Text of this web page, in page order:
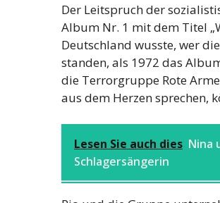
Der Leitspruch der
Album Nr. 1 mit dem Titel
Deutschland wusste, wer
standen, als 1972 das
die Terrorgruppe Rote
aus dem Herzen sprechen,
Lesen Sie auch dies Nina
Schlagersängerin